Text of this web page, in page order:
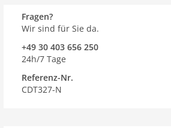
Fragen?
Wir sind für Sie da.
+49 30 403 656 250
24h/7 Tage
Referenz-Nr.
CDT327-N